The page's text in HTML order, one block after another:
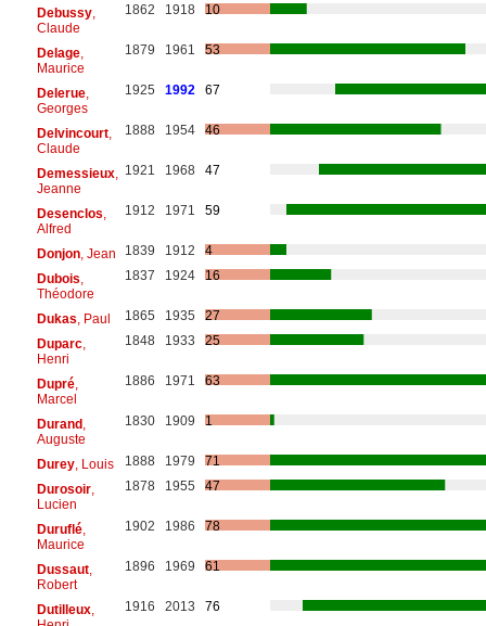
Debussy,
Claude
1862 1918 10
Delage,
Maurice
1879 1961 53
Delerue,
Georges
1925 1992 67
Delvincourt,
Claude
1888 1954 46
Demessieux,
Jeanne
1921 1968 47
Desenclos
Alfred
1912 1971 59
Donjon, Jean 1839 1912
4
Dubois
Théodore
1837 1924 16
Dukas , Paul 1865 1935
27
Duparc,
Henri
1848 1933 25
Dupré,
Marcel
1886 1971 63
Durand,
Auguste
1830 1909 1
Durey, Louis 1888 1979
71
Durosoir,
Lucien
1878 1955 47
Duruflé,
Maurice
1902 1986 78
Dussaut,
Robert
1896 1969 61
Dutilleux,
1916 2013 76